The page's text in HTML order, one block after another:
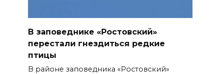
В заповеднике «Ростовский»
перестали гнездиться редкие
птицы
В районе заповедника «Ростовский»